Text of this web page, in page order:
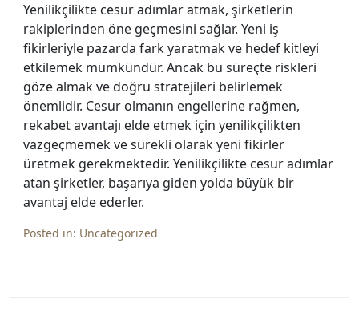
Yenilikçilikte cesur adımlar atmak, şirketlerin
rakiplerinden öne geçmesini sağlar. Yeni iş
fikirleriyle pazarda fark yaratmak ve hedef kitleyi
etkilemek mümkündür. Ancak bu süreçte riskleri
göze almak ve doğru stratejileri belirlemek
önemlidir. Cesur olmanın engellerine rağmen,
rekabet avantajı elde etmek için yenilikçilikten
vazgeçmemek ve sürekli olarak yeni fikirler
üretmek gerekmektedir. Yenilikçilikte cesur adımlar
atan şirketler, başarıya giden yolda büyük bir
avantaj elde ederler.
Posted in: Uncategorized